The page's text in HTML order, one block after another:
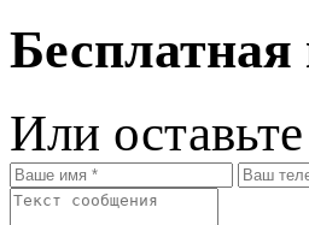
Бесплатная
Или